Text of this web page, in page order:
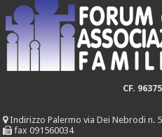
CF.
IndirizzoPalermo via Dei Nebrodi n.
fax 091560034